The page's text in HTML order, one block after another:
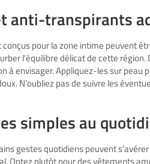
anti-transpirants
pour la zone intime peuvent
l’équilibre délicat de cette région.
à envisager. Appliquez-les sur peau
N’oubliez pas de suivre les
simples au
gestes quotidiens peuvent
Optez plutôt pour des vêtements